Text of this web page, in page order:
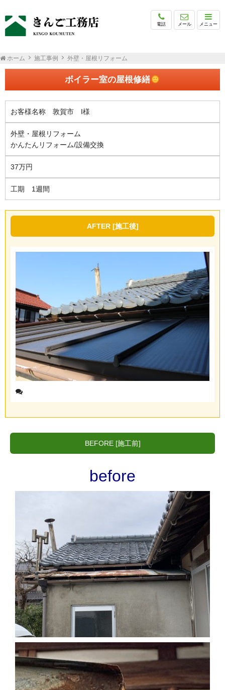
電話 メール メニュー
ホーム 施工事例 外壁・屋根リフォーム
ボイラー室の屋根修繕
お客様名称 敦賀市 I様
外壁・屋根リフォーム
かんたんリフォーム/設備交換
37万円
工期 1週間
AFTER [施工後]
BEFORE [施工前]
before